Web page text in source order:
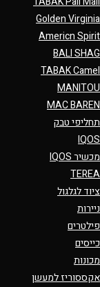
Golden Virginia
Americn Spirit
BALI SHAG
TABAK Camel
MANITOU
MAC BAREN
תחליפי טבק
IQOS
מכשיר IQOS
TEREA
ציוד לגלגול
ניירות
פילטרים
כייסים
מכונות
אקססוריז למעשן